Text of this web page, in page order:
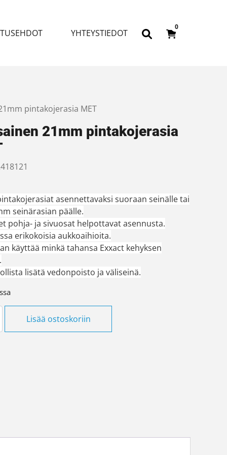
YHTEYSTIEDOT
0
pintakojerasia MET
21mm pintakojerasia
asennettavaksi suoraan seinälle tai
seinärasian päälle.
pohja- ja sivuosat helpottavat asennusta.
erikokoisia aukkoaihioita.
käyttää minkä tahansa Exxact kehyksen
lisätä vedonpoisto ja väliseinä.
Lisää ostoskoriin